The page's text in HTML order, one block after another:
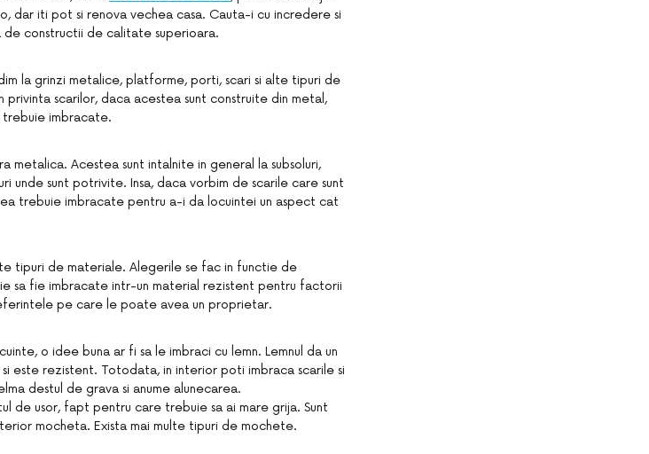
dar iti pot si renova vechea casa. Cauta-i cu incredere si
constructii de calitate superioara.
la grinzi metalice, platforme, porti, scari si alte tipuri de
scarilor, daca acestea sunt construite din metal,
trebuie imbracate.
metalica. Acestea sunt intalnite in general la subsoluri,
unde sunt potrivite. Insa, daca vorbim de scarile care sunt
trebuie imbracate pentru a-i da locuintei un aspect cat
tipuri de materiale. Alegerile se fac in functie de
sa fie imbracate intr-un material rezistent pentru factorii
pe care le poate avea un proprietar.
o idee buna ar fi sa le imbraci cu lemn. Lemnul da un
este rezistent. Totodata, in interior poti imbraca scarile si
destul de grava si anume alunecarea.
de usor, fapt pentru care trebuie sa ai mare grija. Sunt
mocheta. Exista mai multe tipuri de mochete.